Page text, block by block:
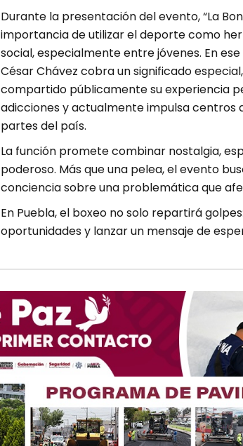
Durante la presentación del evento, “La
importancia de utilizar el deporte como
social, especialmente entre jóvenes. En
César Chávez cobra un significado
compartido públicamente su experiencia
adicciones y actualmente impulsa centros
partes del país.
La función promete combinar nostalgia,
poderoso. Más que una pelea, el evento
conciencia sobre una problemática que
En Puebla, el boxeo no solo repartirá
oportunidades y lanzar un mensaje de